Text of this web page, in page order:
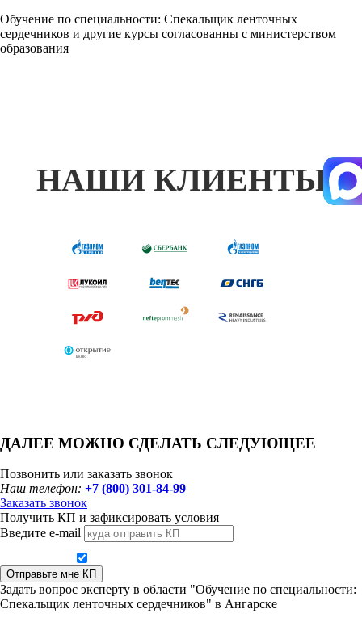
Обучение по специальности: Спекальщик ленточных
сердечников и другие курсы согласованны с министерством
образования
НАШИ КЛИЕНТЫ
ДАЛЕЕ МОЖНО СДЕЛАТЬ СЛЕДУЮЩЕЕ
Позвонить или заказать звонок
Наш телефон: +7 (800) 301-84-99
Заказать звонок
Получить КП и зафиксировать условия
Введите e-mail
Отправьте мне КП
Задать вопрос эксперту в области "Обучение по специальности:
Спекальщик ленточных сердечников" в Ангарске